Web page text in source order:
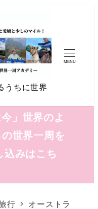
うちに世界
MENU
世界のよ
世界一周を
込みはこち
行
オーストラ